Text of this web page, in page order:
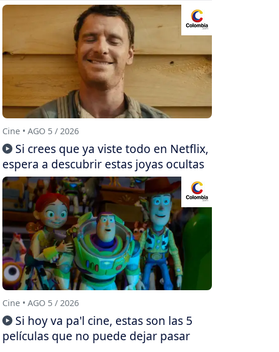
Cine • AGO 5 / 2026
Si crees que ya viste todo en Netflix,
espera a descubrir estas joyas ocultas
Cine • AGO 5 / 2026
Si hoy va pa'l cine, estas son las 5
películas que no puede dejar pasar